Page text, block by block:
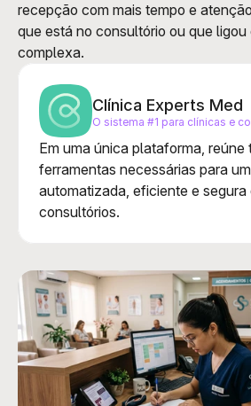
recepção com mais tempo e
que está no consultório ou que
complexa.
Clínica Experts Med
O sistema #1 para clínicas e
Em uma única plataforma, reúne
ferramentas necessárias para
automatizada, eficiente e
consultórios.